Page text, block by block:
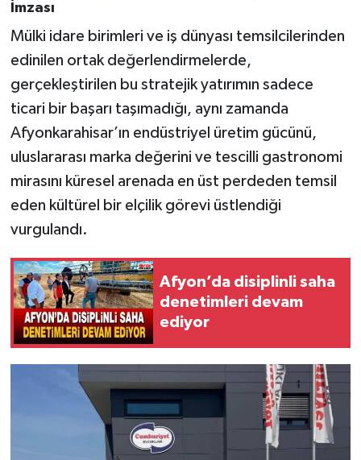
İmzası
Mülki idare birimleri ve iş dünyası temsilcilerinden
edinilen ortak değerlendirmelerde,
gerçekleştirilen bu stratejik yatırımın sadece
ticari bir başarı taşımadığı, aynı zamanda
Afyonkarahisar’ın endüstriyel üretim gücünü,
uluslararası marka değerini ve tescilli gastronomi
mirasını küresel arenada en üst perdeden temsil
eden kültürel bir elçilik görevi üstlendiği
vurgulandı.
Afyon’da disiplinli saha
denetimleri devam
ediyor